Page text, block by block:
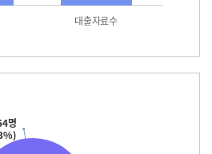
대출자료수
명